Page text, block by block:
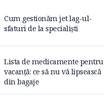
Cum gestionăm jet lag-ul-
sfaturi de la specialiști
Lista de medicamente pentru
vacanță: ce să nu vă lipsească
din bagaje